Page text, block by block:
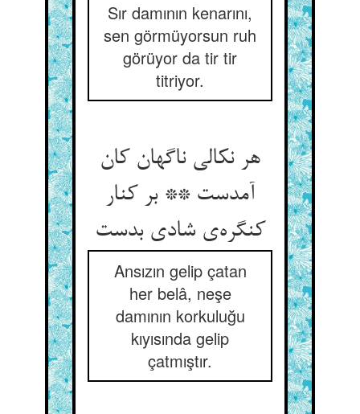
Sır damının kenarını,
sen görmüyorsun ruh
görüyor da tir tir
titriyor.
هر نکالی ناگهان کان
آمدست ** بر کنار
کنگره‌ی شادی بدست
Ansızın gelip çatan
her belâ, neşe
damının korkuluğu
kıyısında gelip
çatmıştır.